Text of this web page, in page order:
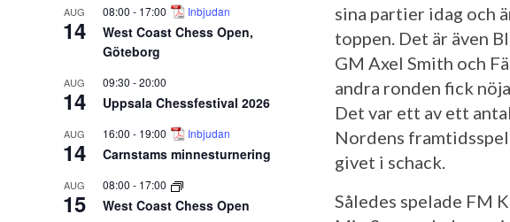
AUG
14
08:00 - 17:00 Inbjudan
West Coast Chess Open,
Göteborg
AUG
14
09:30 -20:00
Uppsala Chessfestival 2026
AUG
14
16:00 - 19:00 Inbjudan
Carnstams minnesturnering
AUG
15
08:00 - 17:00
West Coast Chess Open
sina partier idag och
toppen. Det är även
GM Axel Smith och
andra ronden fick
Det var ett av ett
Nordens
givet i schack.
Således spelade FM